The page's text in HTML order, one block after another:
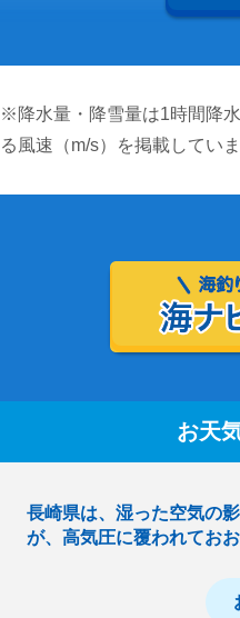
※降水量・降雪量は1時間降
る風速（m/s）を掲載していま
お天
長崎県は、湿った空気の
が、高気圧に覆われてお